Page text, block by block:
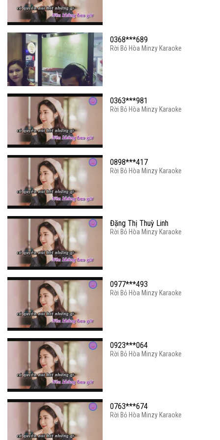
0368***689
Rời Bỏ Hòa Minzy Karaoke
0363***981
Rời Bỏ Hòa Minzy Karaoke
0898***417
Rời Bỏ Hòa Minzy Karaoke
Đặng Thị Thuỳ Linh
Rời Bỏ Hòa Minzy Karaoke
0977***493
Rời Bỏ Hòa Minzy Karaoke
0923***064
Rời Bỏ Hòa Minzy Karaoke
0763***674
Rời Bỏ Hòa Minzy Karaoke